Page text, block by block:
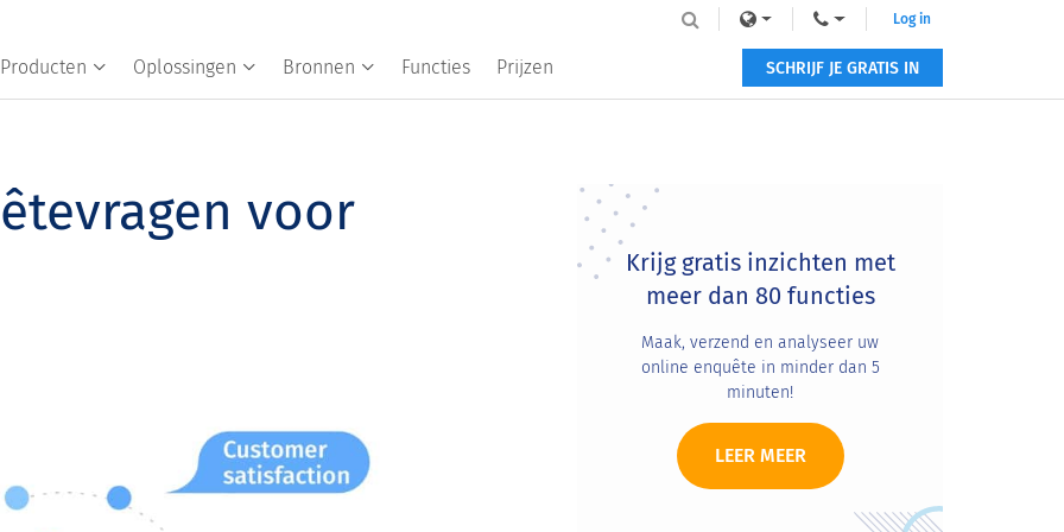
Producten Oplossingen Bronnen Functies Prijzen
Log in
SCHRIJF JE GRATIS IN
voor
Primary
Sidebar
Krijg gratis inzichten met
meer dan 80 functies
Maak, verzend en analyseer uw
online enquête in minder dan 5
minuten!
LEER MEER